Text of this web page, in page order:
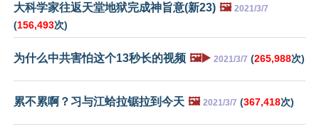
大科学家往返天堂地狱完成神旨意(新23) 🖼️ 2021/3/7
(156,493次)
为什么中共害怕这个13秒长的视频 🖼️▶️ 2021/3/7 (265,988次)
累不累啊？习与江蛤拉锯拉到今天 🖼️ 2021/3/7 (367,418次)